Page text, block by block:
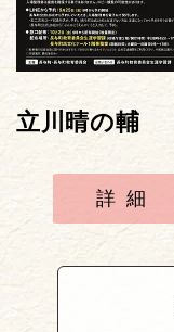
立川晴の輔
詳細